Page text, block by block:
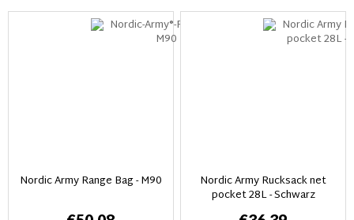
Nordic Army Range Bag - M90 Nordic Army Rucksack net
pocket 28L - Schwarz